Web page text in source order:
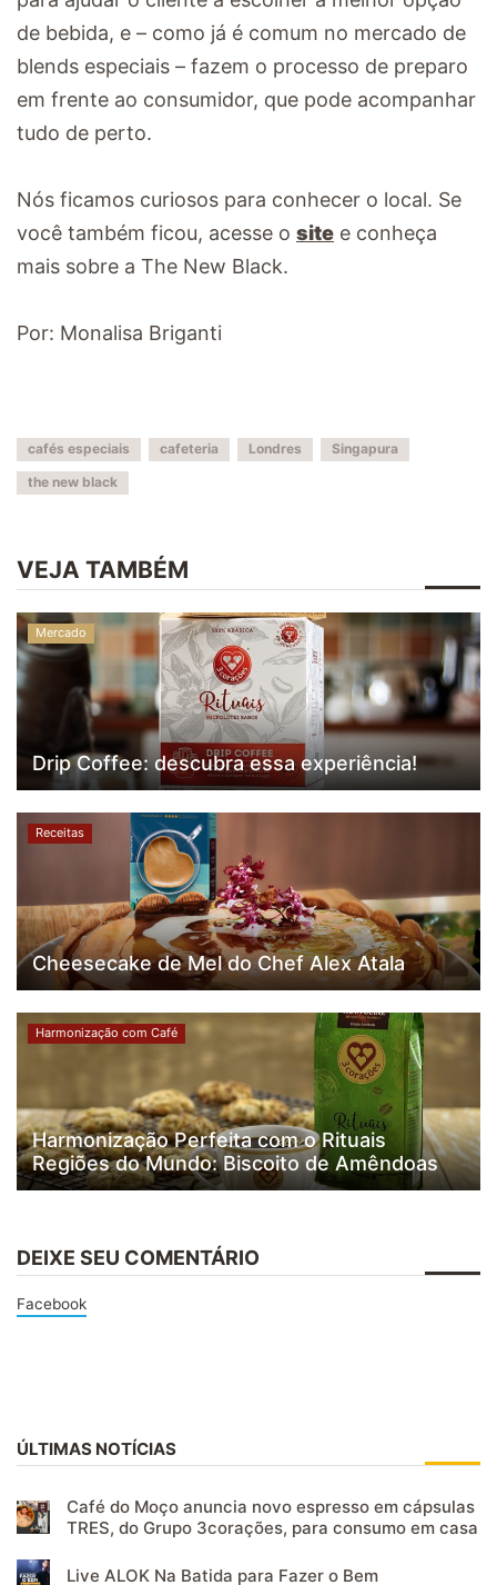
de bebida, e – como já é comum no mercado de
blends especiais – fazem o processo de preparo
em frente ao consumidor, que pode acompanhar
tudo de perto.
Nós ficamos curiosos para conhecer o local. Se
você também ficou, acesse o site e conheça
mais sobre a The New Black.
Por: Monalisa Briganti
cafés especiais cafeteria Londres
Singapura
the new black
VEJA TAMBÉM
Mercado
Drip Coffee: descubra essa experiência!
Receitas
Cheesecake de Mel do Chef Alex Atala
Harmonização com Café
Harmonização Perfeita com o Rituais
Regiões do Mundo: Biscoito de Amêndoas
DEIXE SEU COMENTÁRIO
Facebook
ÚLTIMAS NOTÍCIAS
Café do Moço anuncia novo espresso em cápsulas
TRES, do Grupo 3corações, para consumo em casa
Live ALOK Na Batida para Fazer o Bem